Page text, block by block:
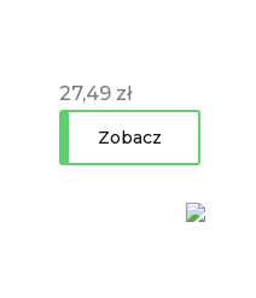
27,49 zł
Zobacz